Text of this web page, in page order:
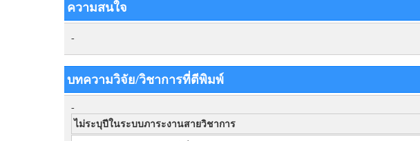
ความสนใจ
-
บทความวิจัย/วิชาการที่ตีพิมพ์
-
ไม่ระบุปีในระบบภาระงานสายวิชาการ